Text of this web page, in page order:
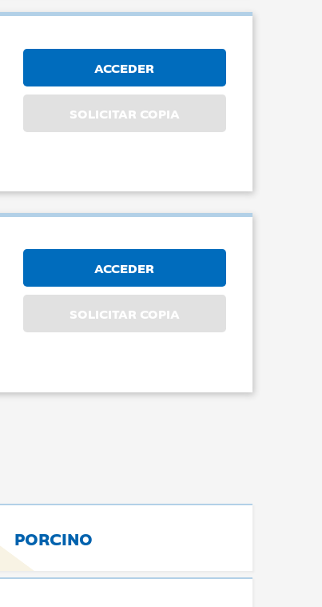
ACCEDER
SOLICITAR COPIA
ACCEDER
SOLICITAR COPIA
PORCINO